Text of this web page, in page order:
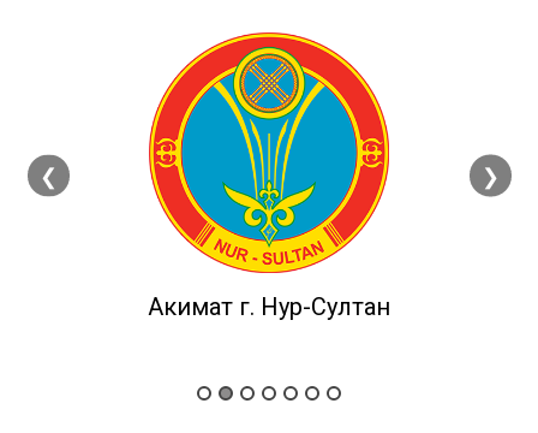
❮
Акимат г. Нур-Султан
❯